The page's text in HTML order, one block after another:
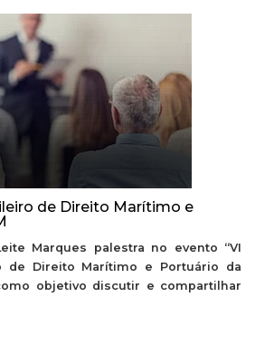
de Direito Marítimo e
Marques palestra no evento “VI
de Direito Marítimo e Portuário da
objetivo discutir e compartilhar